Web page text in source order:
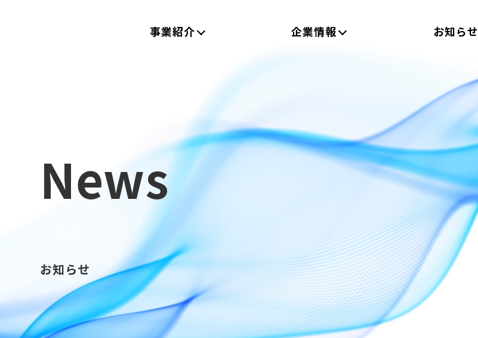
事業紹介 企業情報 お知らせ
News
お知らせ